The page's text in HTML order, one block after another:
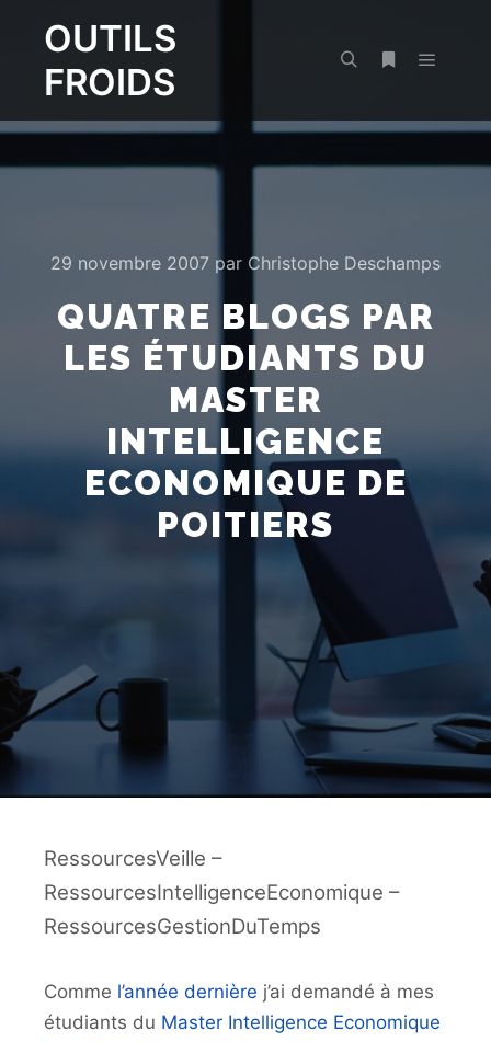
OUTILS
FROIDS
29 novembre 2007 par Christophe Deschamps
QUATRE BLOGS PAR
LES ÉTUDIANTS DU
MASTER
INTELLIGENCE
ECONOMIQUE DE
POITIERS
RessourcesVeille –
RessourcesIntelligenceEconomique –
RessourcesGestionDuTemps
Comme l’année dernière j’ai demandé à mes
étudiants du Master Intelligence Economique